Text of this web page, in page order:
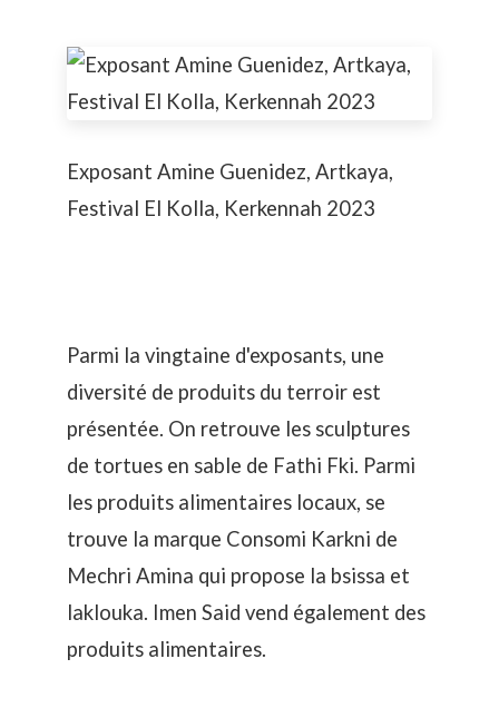
Exposant Amine Guenidez, Artkaya,
Festival El Kolla, Kerkennah 2023
Parmi la vingtaine d'exposants, une
diversité de produits du terroir est
présentée. On retrouve les sculptures
de tortues en sable de Fathi Fki. Parmi
les produits alimentaires locaux, se
trouve la marque Consomi Karkni de
Mechri Amina qui propose la bsissa et
laklouka. Imen Said vend également des
produits alimentaires.